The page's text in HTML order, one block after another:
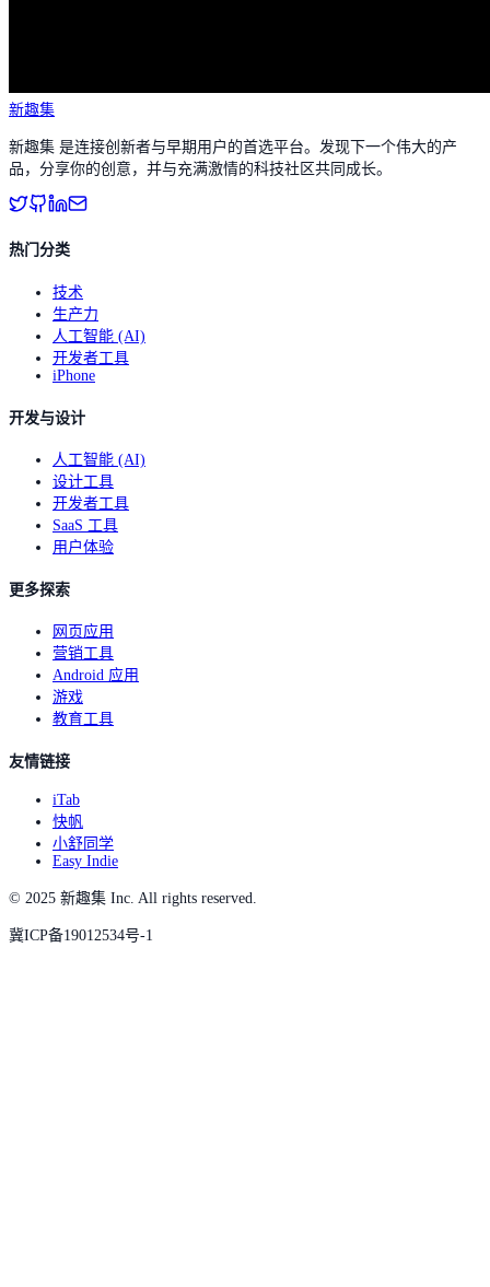
新趣集
新趣集 是连接创新者与早期用户的首选平台。发现下一个伟大的产
品，分享你的创意，并与充满激情的科技社区共同成长。
热门分类
技术
生产力
人工智能 (AI)
开发者工具
iPhone
开发与设计
人工智能 (AI)
设计工具
开发者工具
SaaS 工具
用户体验
更多探索
网页应用
营销工具
Android 应用
游戏
教育工具
友情链接
iTab
快帆
小舒同学
Easy Indie
© 2025 新趣集 Inc. All rights reserved.
冀ICP备19012534号-1